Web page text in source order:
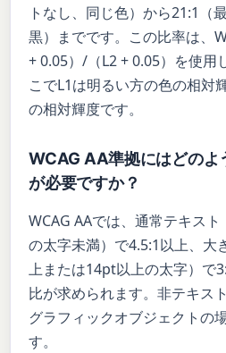
トなし、同じ色）から21:1（
黒）までです。この比率は、
+ 0.05）/（L2 + 0.05）を使用
こでL1は明るい方の色の相対
の相対輝度です。
WCAG AA準拠にはどのよ
が必要ですか？
WCAG AAでは、通常テキス
の太字未満）で4.5:1以上、大
上または14pt以上の太字）で
比が求められます。非テキス
グラフィックオブジェクトの
す。